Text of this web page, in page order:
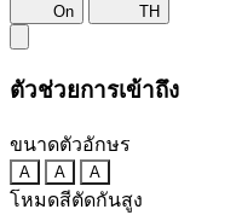
On TH
ตัวช่วยการเข้าถึง
ขนาดตัวอักษร
A A A
โหมดสีตัดกันสูง